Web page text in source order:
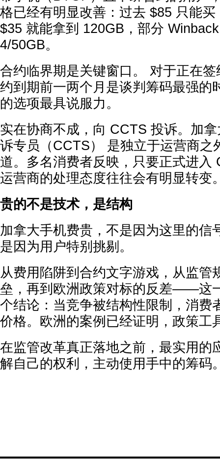
格已经有明显改善：过去 $85 只能
$35 就能拿到 120GB，部分
4/50GB。
合约临界期是关键窗口。 对于正在
约到期前一两个月是谈判筹码最强
的选项最具说服力。
实在协商不成，向 CCTS 投诉。加
诉专员（CCTS） 是独立于运营商之
道。多名消费者反映，只要正式进入
运营商的处理态度往往会有明显转变
贵的不是技术，是结构
加拿大手机费贵，不是因为这里的信
是因为用户特别挑剔。
从费用陷阱到合约文字游戏，从监管
垒，再到欧洲政策对标的反差——这
个结论：当竞争被结构性限制，消费
价格。欧洲的案例已经证明，政策工
在监管改革真正落地之前，最实用的
解自己的权利，主动使用手中的筹码